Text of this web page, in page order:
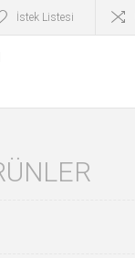
İstek Listesi